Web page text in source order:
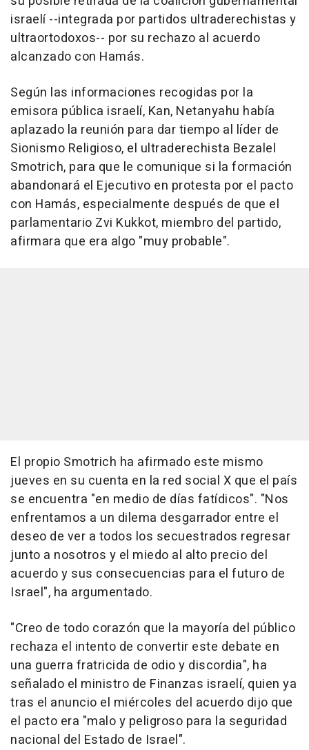
israelí --integrada por partidos ultraderechistas y
ultraortodoxos-- por su rechazo al acuerdo
alcanzado con Hamás.
Según las informaciones recogidas por la
emisora pública israelí, Kan, Netanyahu había
aplazado la reunión para dar tiempo al líder de
Sionismo Religioso, el ultraderechista Bezalel
Smotrich, para que le comunique si la formación
abandonará el Ejecutivo en protesta por el pacto
con Hamás, especialmente después de que el
parlamentario Zvi Kukkot, miembro del partido,
afirmara que era algo "muy probable".
El propio Smotrich ha afirmado este mismo
jueves en su cuenta en la red social X que el país
se encuentra "en medio de días fatídicos". "Nos
enfrentamos a un dilema desgarrador entre el
deseo de ver a todos los secuestrados regresar
junto a nosotros y el miedo al alto precio del
acuerdo y sus consecuencias para el futuro de
Israel", ha argumentado.
"Creo de todo corazón que la mayoría del público
rechaza el intento de convertir este debate en
una guerra fratricida de odio y discordia", ha
señalado el ministro de Finanzas israelí, quien ya
tras el anuncio el miércoles del acuerdo dijo que
el pacto era "malo y peligroso para la seguridad
nacional del Estado de Israel".